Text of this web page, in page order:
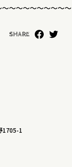
〜〜〜〜〜〜〜〜〜
SHARE
1705-1